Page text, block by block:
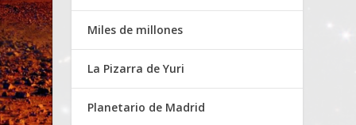
Miles de millones
La Pizarra de Yuri
Planetario de Madrid